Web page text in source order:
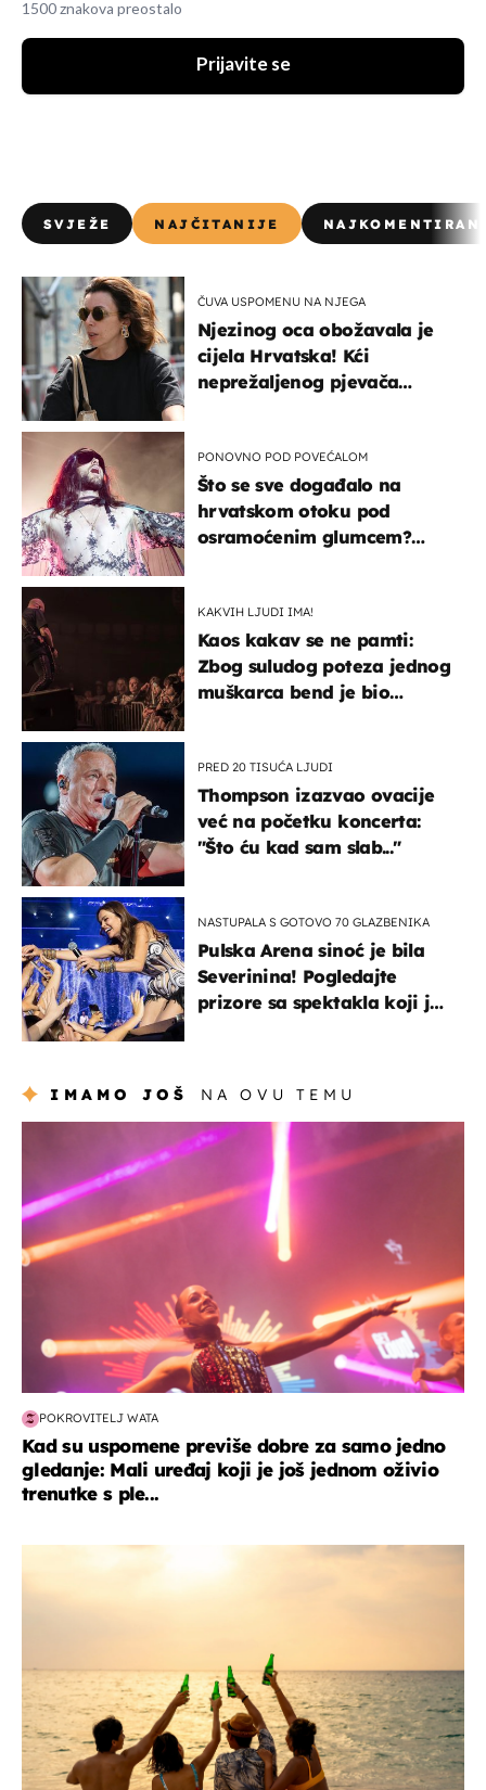
1500 znakova preostalo
Prijavite se
SVJEŽE NAJČITANIJE
ČUVA USPOMENU NA NJEGA
Njezinog oca obožavala je
cijela Hrvatska! Kći
neprežaljenog pjevača
PONOVNO POD POVEĆALOM
Što se sve događalo na
hrvatskom otoku pod
osramoćenim glumcem?
KAKVIH LJUDI IMA!
Kaos kakav se ne pamti:
Zbog suludog poteza jednog
muškarca bend je bio
PRED 20 TISUĆA LJUDI
Thompson izazvao ovacije
već na početku koncerta:
"Što ću kad sam slab..."
NASTUPALA S GOTOVO 70 GLAZBENIKA
Pulska Arena sinoć je bila
Severinina! Pogledajte
prizore sa spektakla koji je
IMAMO JOŠ NA OVU TEMU
POKROVITELJ WATA
Kad su uspomene previše dobre za samo jedno
gledanje: Mali uređaj koji je još jednom oživio
trenutke s ple...